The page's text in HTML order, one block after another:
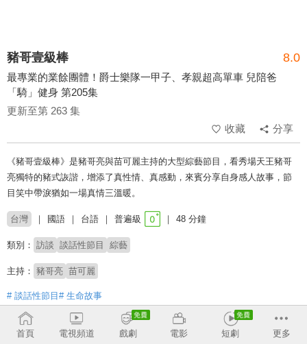
豬哥壹級棒 8.0
最專業的業餘團體！爵士樂隊一甲子、孝親超高單車 兒陪爸
「騎」健身 第205集
更新至第 263 集
收藏
分享
《豬哥壹級棒》是豬哥亮與苗可麗主持的大型綜藝節目，看秀場天王豬哥
亮獨特的豬式詼諧，增添了真性情、真感動，來賓分享自身感人故事，節
目笑中帶淚猶如一場真情三溫暖。
台灣 國語 台語 普遍級 48 分鐘
類別： 訪談 談話性節目 綜藝
主持： 豬哥亮 苗可麗
# 談話性節目 # 生命故事
首頁 電視頻道 戲劇 電影 短劇 更多